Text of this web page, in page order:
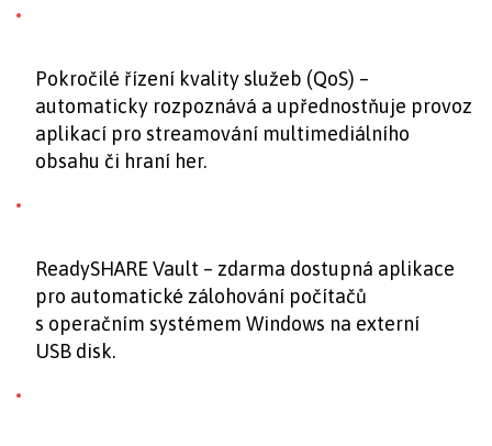
Pokročilé řízení kvality služeb (QoS) –
automaticky rozpoznává a upřednostňuje provoz
aplikací pro streamování multimediálního
obsahu či hraní her.
ReadySHARE Vault – zdarma dostupná aplikace
pro automatické zálohování počítačů
s operačním systémem Windows na externí
USB disk.